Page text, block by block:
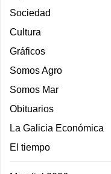
Sociedad
Cultura
Gráficos
Somos Agro
Somos Mar
Obituarios
La Galicia Económica
El tiempo